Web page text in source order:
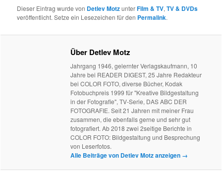
Dieser Eintrag wurde von Detlev MotzunterFilm & TV,TV & DVDs
veröffentlicht. Setze ein Lesezeichen für den Permalink.
Über Detlev Motz
Jahrgang 1946, gelernter Verlagskaufmann, 10
Jahre bei READER DIGEST, 25 Jahre Redakteur
bei COLOR FOTO, diverse Bücher, Kodak
Fotobuchpreis 1999 für "Kreative Bildgestaltung
in der Fotografie", TV-Serie, DAS ABC DER
FOTOGRAFIE. Seit 21 Jahren mit meiner Frau
zusammen, die ebenfalls gerne und sehr gut
fotografiert. Ab 2018 zwei 2seitige Berichte in
COLOR FOTO: Bildgestaltung und Besprechung
von Leserfotos.
Alle Beiträge von Detlev Motz anzeigen →